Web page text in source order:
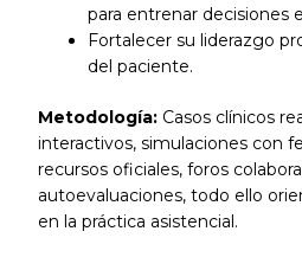
para entrenar decisiones
Fortalecer su liderazgo
del paciente.
Metodología:Casos clínicos
interactivos, simulaciones con
recursos oficiales, foros
autoevaluaciones, todo ello
en la práctica asistencial.